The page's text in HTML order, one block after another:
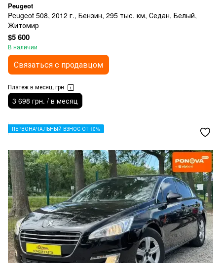
Peugeot
Peugeot 508, 2012 г., Бензин, 295 тыс. км, Седан, Белый,
Житомир
$5 600
В наличии
Связаться с продавцом
Платеж в месяц, грн
3 698 грн. / в месяц
ПЕРВОНАЧАЛЬНЫЙ ВЗНОС ОТ 10%